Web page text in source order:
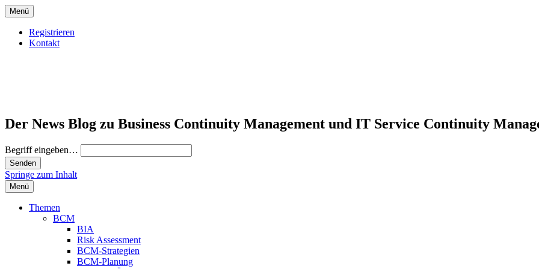
Menü
Registrieren
Kontakt
Der News Blog zu Business Continuity Management und IT Service Continuity
Begriff eingeben…
Springe zum Inhalt
Menü
Themen
BCM
BIA
Risk Assessment
BCM-Strategien
BCM-Planung